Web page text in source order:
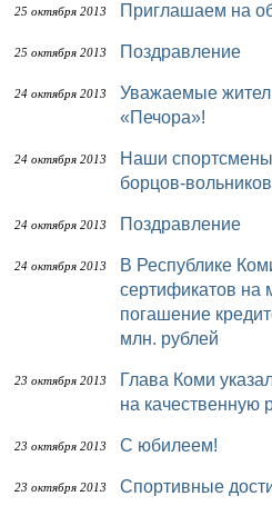
25 октября 2013 Приглашаем на
25 октября 2013 Поздравление
24 октября 2013
Уважаемые жители муниципального района
«Печора»!
24 октября 2013
Наши спортсмены - сильнейшие среди
борцов-
24 октября 2013 Поздравление
24 октября 2013
В Республике Коми владельцы
сертификатов на
погашение
млн. рублей
23 октября 2013
Глава Коми указал призывным комиссиям
на качественную
23 октября 2013 С юбилеем!
23 октября 2013 Спортивные